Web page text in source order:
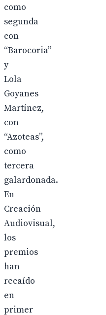
como
segunda
con
“Barocoria”
y
Lola
Goyanes
Martínez,
con
“Azoteas”,
como
tercera
galardonada.
En
Creación
Audiovisual,
los
premios
han
recaído
en
primer